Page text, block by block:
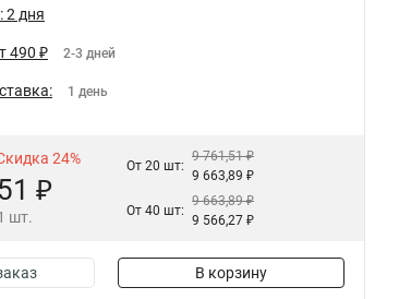
2 дня
490 ₽ 2-3 дней
1 день
24%
₽
шт.
От 20 шт:
9 761,51 ₽
9 663,89 ₽
От 40 шт:
9 663,89 ₽
9 566,27 ₽
В корзину